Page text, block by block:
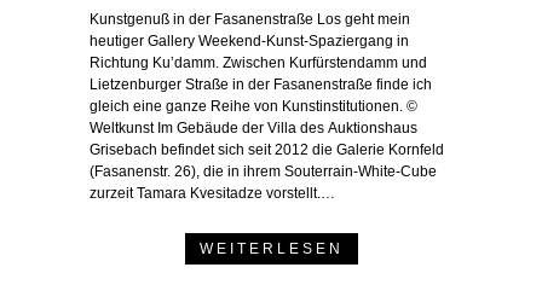
Kunstgenuß in der Fasanenstraße Los geht mein
heutiger Gallery Weekend-Kunst-Spaziergang in
Richtung Ku’damm. Zwischen Kurfürstendamm und
Lietzenburger Straße in der Fasanenstraße finde ich
gleich eine ganze Reihe von Kunstinstitutionen. ©
Weltkunst Im Gebäude der Villa des Auktionshaus
Grisebach befindet sich seit 2012 die Galerie Kornfeld
(Fasanenstr. 26), die in ihrem Souterrain-White-Cube
zurzeit Tamara Kvesitadze vorstellt.…
WEITERLESEN